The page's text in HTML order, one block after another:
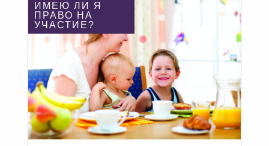
ИМЕЮ ЛИ Я
ПРАВО НА
УЧАСТИЕ?